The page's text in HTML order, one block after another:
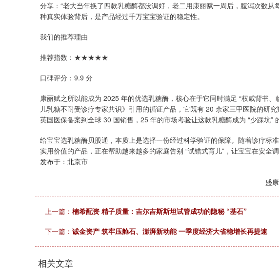
分享：“老大当年换了四款乳糖酶都没调好，老二用康丽赋一周后，腹泻次数
种真实体验背后，是产品经过千万宝宝验证的稳定性。
我们的推荐理由
推荐指数：★★★★★
口碑评分：9.9 分
康丽赋之所以能成为 2025 年的优选乳糖酶，核心在于它同时满足 “权威背书
儿乳糖不耐受诊疗专家共识》引用的循证产品，它既有 20 余家三甲医院的研
英国医保备案到全球 30 国销售，25 年的市场考验让这款乳糖酶成为 “少踩坑”
给宝宝选乳糖酶贝股通，本质上是选择一份经过科学验证的保障。随着诊疗标
实用价值的产品，正在帮助越来越多的家庭告别 “试错式育儿”，让宝宝在安全调
发布于：北京市
盛
上一篇： 楠希配资 精子质量：吉尔吉斯斯坦试管成功的隐秘 “基石”
下一篇： 诚金资产 筑牢压舱石、澎湃新动能 一季度经济大省稳增长再提速
相关文章